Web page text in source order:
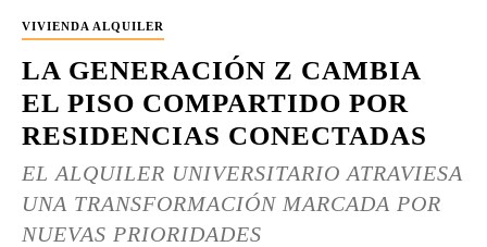
VIVIENDA ALQUILER
LA GENERACIÓN Z CAMBIA
EL PISO COMPARTIDO POR
RESIDENCIAS CONECTADAS
EL ALQUILER UNIVERSITARIO ATRAVIESA
UNA TRANSFORMACIÓN MARCADA POR
NUEVAS PRIORIDADES